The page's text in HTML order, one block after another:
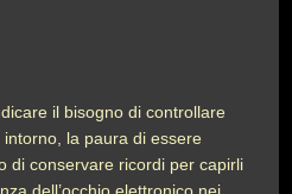
il bisogno di controllare
la paura di essere
di conservare ricordi per capirli